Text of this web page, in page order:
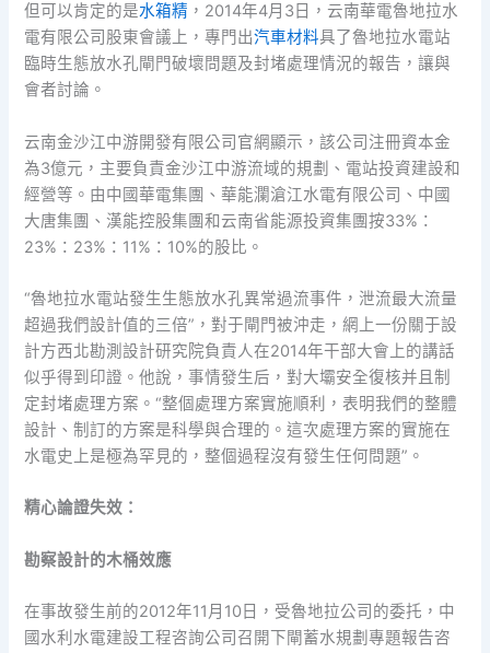
但可以肯定的是水箱精 ，2014年4月3日，云南華電魯地拉水
電有限公司股東會議上，專門出汽車材料具了魯地拉水電站
臨時生態放水孔閘門破壞問題及封堵處理情況的報告，讓與
會者討論。
云南金沙江中游開發有限公司官網顯示，該公司注冊資本金
為3億元，主要負責金沙江中游流域的規劃、電站投資建設和
經營等。由中國華電集團、華能瀾滄江水電有限公司、中國
大唐集團、漢能控股集團和云南省能源投資集團按33%：
23%：23%：11%：10%的股比。
“魯地拉水電站發生生態放水孔異常過流事件，泄流最大流量
超過我們設計值的三倍”，對于閘門被沖走，網上一份關于設
計方西北勘測設計研究院負責人在2014年干部大會上的講話
似乎得到印證。他說，事情發生后，對大壩安全復核并且制
定封堵處理方案。“整個處理方案實施順利，表明我們的整體
設計、制訂的方案是科學與合理的。這次處理方案的實施在
水電史上是極為罕見的，整個過程沒有發生任何問題”。
精心論證失效：
勘察設計的木桶效應
在事故發生前的2012年11月10日，受魯地拉公司的委托，中
國水利水電建設工程咨詢公司召開下閘蓄水規劃專題報告咨